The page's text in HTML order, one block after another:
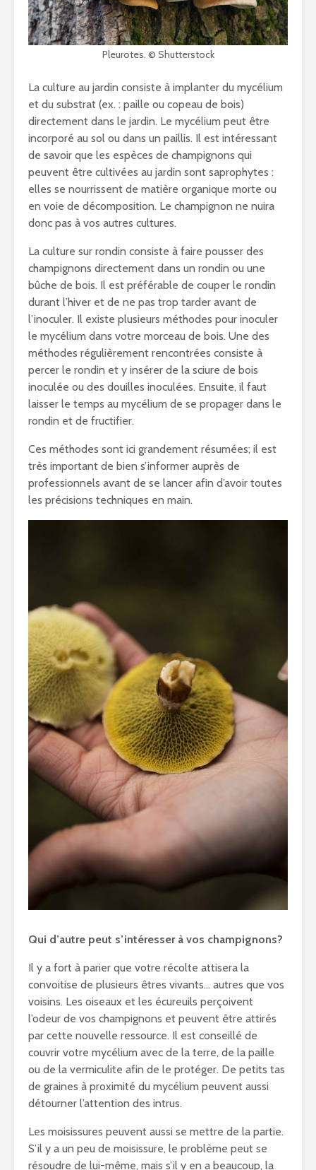
Pleurotes. © Shutterstock
La culture au jardin consiste à implanter du mycélium
et du substrat (ex. : paille ou copeau de bois)
directement dans le jardin. Le mycélium peut être
incorporé au sol ou dans un paillis. Il est intéressant
de savoir que les espèces de champignons qui
peuvent être cultivées au jardin sont saprophytes :
elles se nourrissent de matière organique morte ou
en voie de décomposition. Le champignon ne nuira
donc pas à vos autres cultures.
La culture sur rondin consiste à faire pousser des
champignons directement dans un rondin ou une
bûche de bois. Il est préférable de couper le rondin
durant l’hiver et de ne pas trop tarder avant de
l’inoculer. Il existe plusieurs méthodes pour inoculer
le mycélium dans votre morceau de bois. Une des
méthodes régulièrement rencontrées consiste à
percer le rondin et y insérer de la sciure de bois
inoculée ou des douilles inoculées. Ensuite, il faut
laisser le temps au mycélium de se propager dans le
rondin et de fructifier.
Ces méthodes sont ici grandement résumées; il est
très important de bien s’informer auprès de
professionnels avant de se lancer afin d’avoir toutes
les précisions techniques en main.
Qui d’autre peut s’intéresser à vos champignons?
Il y a fort à parier que votre récolte attisera la
convoitise de plusieurs êtres vivants… autres que vos
voisins. Les oiseaux et les écureuils perçoivent
l’odeur de vos champignons et peuvent être attirés
par cette nouvelle ressource. Il est conseillé de
couvrir votre mycélium avec de la terre, de la paille
ou de la vermiculite afin de le protéger. De petits tas
de graines à proximité du mycélium peuvent aussi
détourner l’attention des intrus.
Les moisissures peuvent aussi se mettre de la partie.
S’il y a un peu de moisissure, le problème peut se
résoudre de lui-même, mais s’il y en a beaucoup, la